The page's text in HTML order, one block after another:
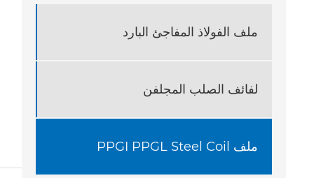
ملف الفولاذ المفاجئ البارد
لفائف الصلب المجلفن
ملف PPGI PPGL Steel Coil